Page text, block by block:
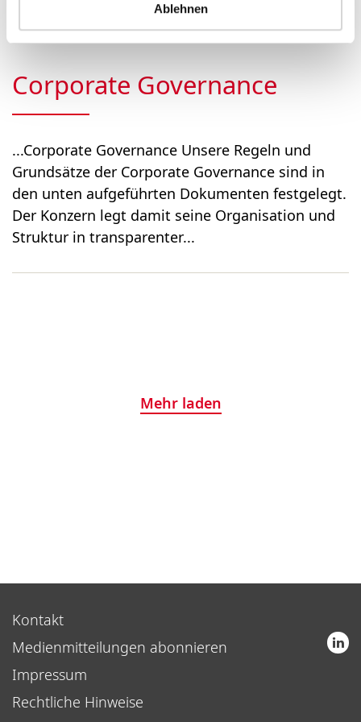
Ablehnen
ordentliche General­versa...
Corporate Governance
...Corporate Governance Unsere Regeln und
Grundsätze der Corporate Governance sind in
den unten aufgeführten Dokumenten festgelegt.
Der Konzern legt damit seine Organisation und
Struktur in transparenter...
Mehr laden
Kontakt
Medienmitteilungen abonnieren
Impressum
Rechtliche Hinweise